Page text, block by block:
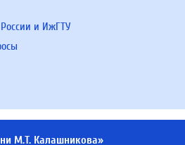
и ИжГТУ
М.Т. Калашникова»